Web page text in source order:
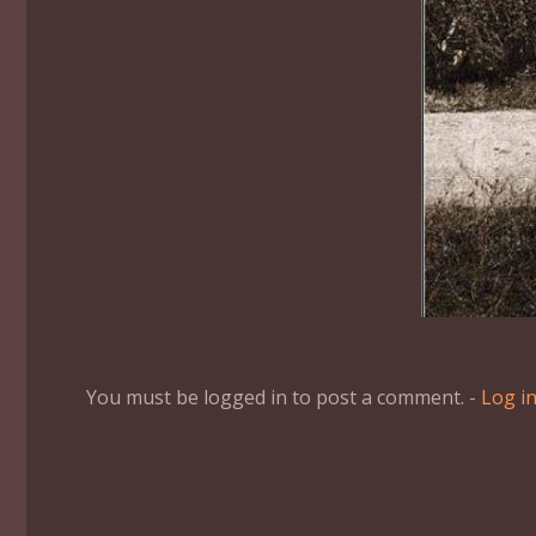
You must be logged in to post a comment. - Log in